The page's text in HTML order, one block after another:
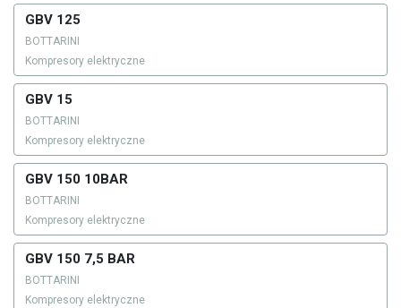
GBV 125
BOTTARINI
Kompresory elektryczne
GBV 15
BOTTARINI
Kompresory elektryczne
GBV 150 10BAR
BOTTARINI
Kompresory elektryczne
GBV 150 7,5 BAR
BOTTARINI
Kompresory elektryczne